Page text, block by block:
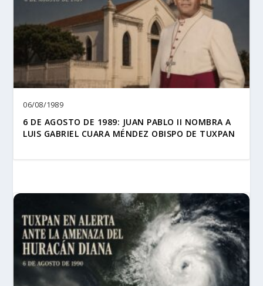
06/08/1989
6 DE AGOSTO DE 1989: JUAN PABLO II NOMBRA A
LUIS GABRIEL CUARA MÉNDEZ OBISPO DE TUXPAN